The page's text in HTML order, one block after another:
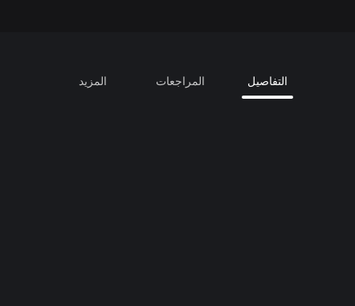
التفاصيل المراجعات المزيد